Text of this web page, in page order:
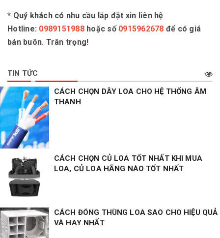
* Quý khách có nhu cầu lắp đặt xin liên hệ
Hotline: 0989151988hoặc số 0915962678 để có giá
bán buôn. Trân trọng!
TIN TỨC
CÁCH CHỌN DÂY LOA CHO HỆ THỐNG ÂM
THANH
CÁCH CHỌN CỦ LOA TỐT NHẤT KHI MUA
LOA, CỦ LOA HÃNG NÀO TỐT NHẤT
CÁCH ĐÓNG THÙNG LOA SAO CHO HIỆU QUẢ
VÀ HAY NHẤT